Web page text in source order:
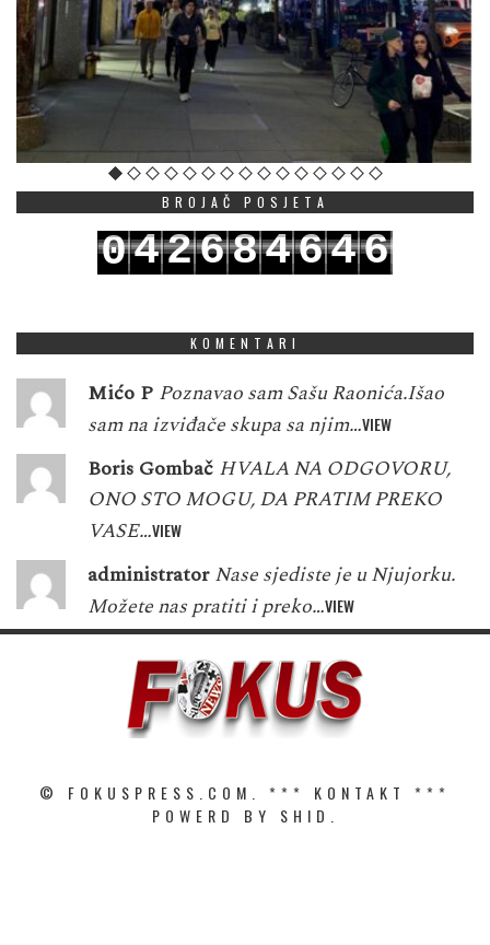
BROJAČ POSJETA
042684646
KOMENTARI
Mićo P Poznavao sam Sašu Raonića.Išao
sam na izviđače skupa sa njim…VIEW
Boris Gombač HVALA NA ODGOVORU,
ONO STO MOGU, DA PRATIM PREKO
VASE…VIEW
administrator Nase sjediste je u Njujorku.
Možete nas pratiti i preko…VIEW
© FOKUSPRESS.COM. *** KONTAKT
***
POWERD BY SHID.